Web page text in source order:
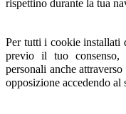
rispettino durante la tua
Per tutti i cookie installati
previo il tuo consenso,
personali anche
opposizione accedendo